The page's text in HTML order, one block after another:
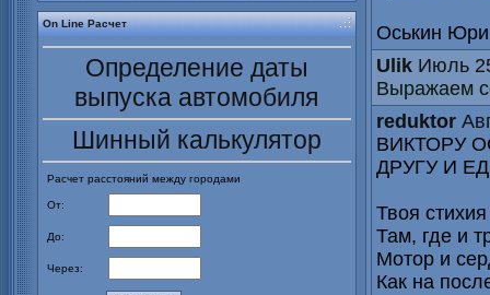
On Line Расчет
Определение даты
выпуска автомобиля
Шинный калькулятор
Расчет расстояний между городами
От:
До:
Через:
Оськин
Ulik Июль
Выражаем
reduktor
ВИКТОРУ
ДРУГУ И
Твоя
Там, где и
Мотор и
Как на